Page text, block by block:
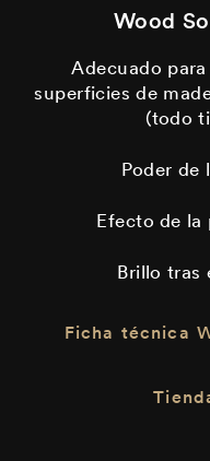
Wood
Adecuado
superficies de
(todo
Poder
Efecto de
Brillo
Ficha técnica